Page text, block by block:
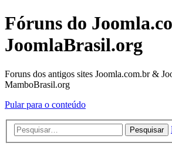
Fóruns do
JoomlaBrasil.org
Foruns dos antigos sites Joomla.com.br &
MamboBrasil.org
Pular para o conteúdo
Pesquisar